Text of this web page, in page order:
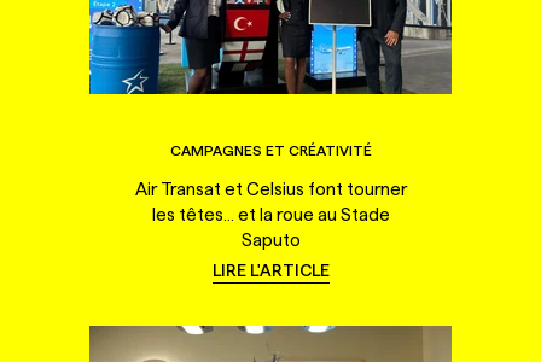
CAMPAGNES ET CRÉATIVITÉ
Air Transat et Celsius font tourner
les têtes... et la roue au Stade
Saputo
LIRE L'ARTICLE